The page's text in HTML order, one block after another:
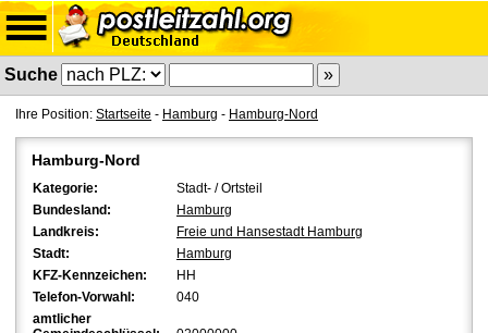
Suche
Ihre Position: Startseite - Hamburg - Hamburg-Nord
Hamburg-Nord
Kategorie:
Stadt- / Ortsteil
Bundesland:
Hamburg
Landkreis:
Freie und Hansestadt Hamburg
Stadt:
Hamburg
KFZ-Kennzeichen:
HH
Telefon-Vorwahl:
040
amtlicher